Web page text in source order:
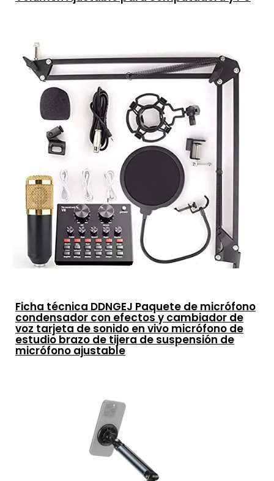
Ficha técnica DDNGEJ Paquete de micrófono
condensador con efectos y cambiador de
voz tarjeta de sonido en vivo micrófono de
estudio brazo de tijera de suspensión de
micrófono ajustable